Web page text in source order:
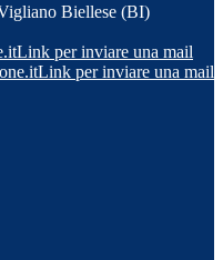
Biellese (BI)
Link per inviare una mail
Link per inviare una mail